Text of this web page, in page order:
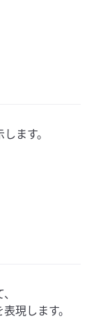
ます。
現します。